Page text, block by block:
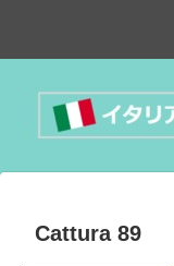
Cattura 89